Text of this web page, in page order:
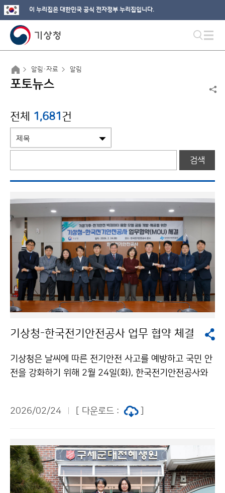
이 누리집은 대한민국 공식 전자정부 누리집입니다.
알림·자료 알림
포토뉴스
전체 1,681건
검색
기상청-한국전기안전공사 업무 협약 체결
기상청은 날씨에 따른 전기안전 사고를 예방하고 국민 안
전을 강화하기 위해 2월 24일(화), 한국전기안전공사와
2026/02/24
[ 다운로드 :